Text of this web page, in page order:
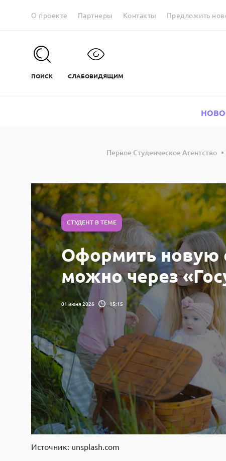
О проекте Партнеры Контакты Предложить
ПОИСК СЛАБОВИДЯЩИМ
Первое Студенческое Агентство
СТУДЕНТ В ТЕМЕ
Оформить новую
можно через
01 июня 2026 15:15
Источник: unsplash.com